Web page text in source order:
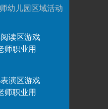
幼儿园区域活动
读区游戏
师职业用
演区游戏
师职业用